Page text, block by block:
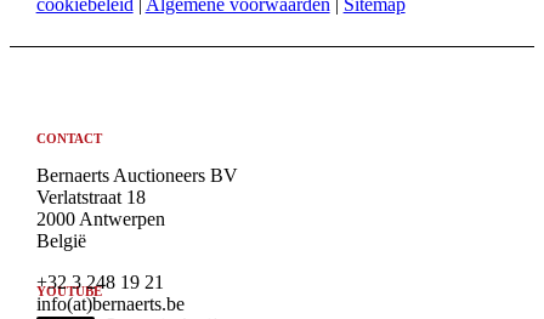
YOUTUBE
CONTACT
Bernaerts Auctioneers BV
Verlatstraat 18
2000 Antwerpen
België
+32 3 248 19 21
info(at)bernaerts.be